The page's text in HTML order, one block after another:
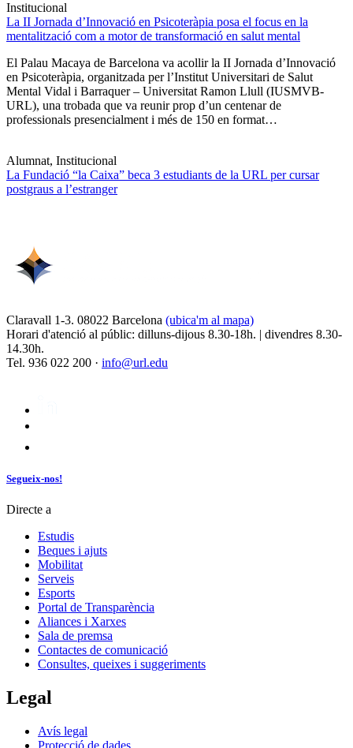
Institucional
La II Jornada d’Innovació en Psicoteràpia posa el focus en la
mentalització com a motor de transformació en salut mental
El Palau Macaya de Barcelona va acollir la II Jornada d’Innovació
en Psicoteràpia, organitzada per l’Institut Universitari de Salut
Mental Vidal i Barraquer – Universitat Ramon Llull (IUSMVB-
URL), una trobada que va reunir prop d’un centenar de
professionals presencialment i més de 150 en format…
Alumnat, Institucional
La Fundació “la Caixa” beca 3 estudiants de la URL per cursar
postgraus a l’estranger
Claravall 1-3. 08022 Barcelona (ubica'm al mapa)
Horari d'atenció al públic: dilluns-dijous 8.30-18h. | divendres 8.30-
14.30h.
Tel. 936 022 200 · info@url.edu
Segueix-nos!
Directe a
Estudis
Beques i ajuts
Mobilitat
Serveis
Esports
Portal de Transparència
Aliances i Xarxes
Sala de premsa
Contactes de comunicació
Consultes, queixes i suggeriments
Legal
Avís legal
Protecció de dades